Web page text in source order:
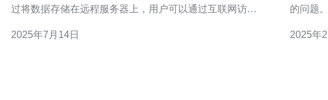
过将数据存储在远程服务器上，用户可以通过互联网访问
进的云计算基础设施和优质的云存储服务供应商。 新加坡
2025年7月14日
的问题
解决方案。 经过调查，发现新加坡阿里
2025年